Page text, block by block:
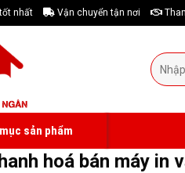
nhất Vận chuyển tận nơi
Tìm
kiếm:
sản phẩm
hoá bán máy in